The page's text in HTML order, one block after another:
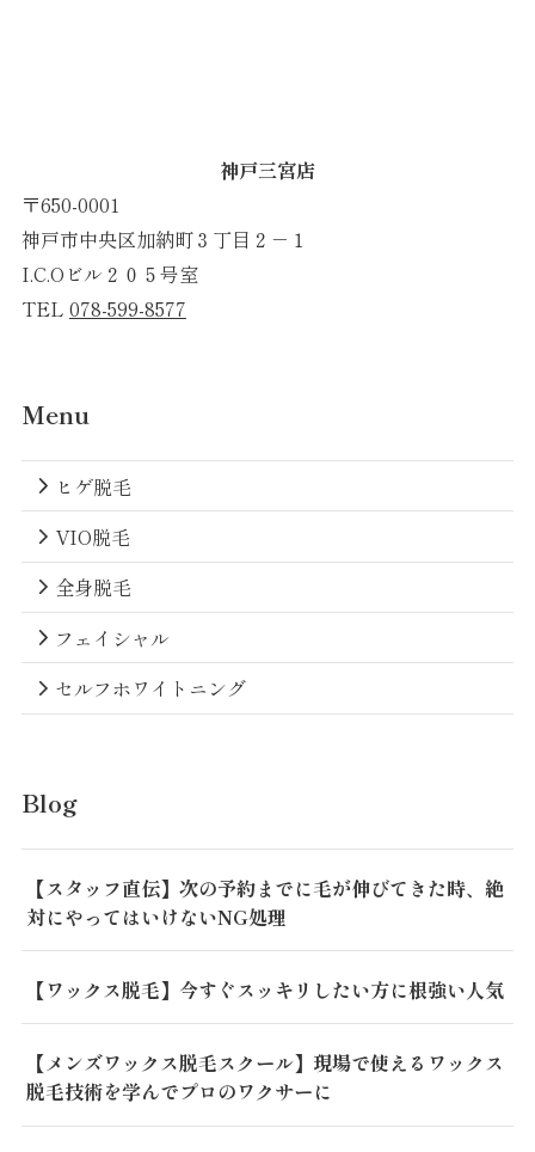
神戸三宮店
〒650-0001
神戸市中央区加納町３丁目２－１
I.C.Oビル２０５号室
TEL 078-599-8577
Menu
ヒゲ脱毛
VIO脱毛
全身脱毛
フェイシャル
セルフホワイトニング
Blog
【スタッフ直伝】次の予約までに毛が伸びてきた時、絶
対にやってはいけないNG処理
【ワックス脱毛】今すぐスッキリしたい方に根強い人気
【メンズワックス脱毛スクール】現場で使えるワックス
脱毛技術を学んでプロのワクサーに